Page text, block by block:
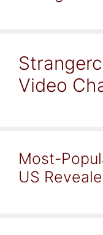
Video
Most-
US